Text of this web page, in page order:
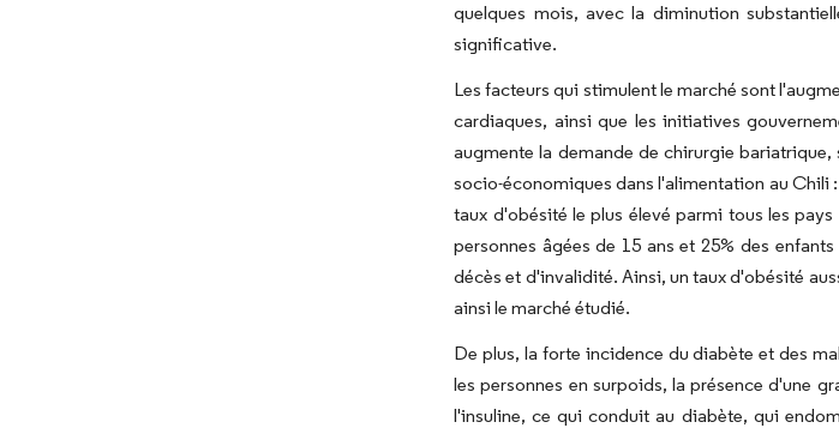
quelques mois, avec la diminution
significative.
Les facteurs qui stimulent le marché sont
cardiaques, ainsi que les initiatives
augmente la demande de chirurgie
socio-économiques dans l'alimentation au Chili
taux d'obésité le plus élevé parmi tous les
personnes âgées de 15 ans et 25% des
décès et d'invalidité. Ainsi, un taux d'obésité
ainsi le marché étudié.
De plus, la forte incidence du diabète et des
les personnes en surpoids, la présence d'une
l'insuline, ce qui conduit au diabète, qui